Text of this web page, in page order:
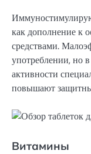
как дополнение к
средствами.
употреблении, но
активности
повышают
Витамины